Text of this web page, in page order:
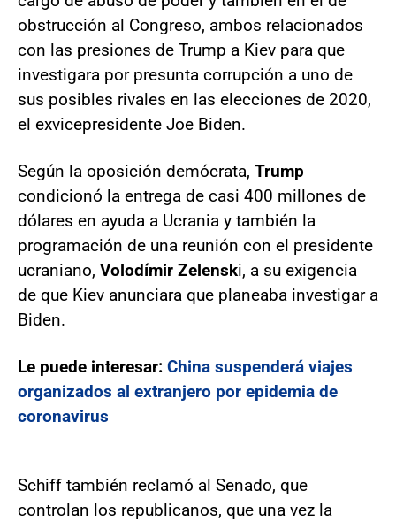
obstrucción al Congreso, ambos relacionados
con las presiones de Trump a Kiev para que
investigara por presunta corrupción a uno de
sus posibles rivales en las elecciones de 2020,
el exvicepresidente Joe Biden.
Según la oposición demócrata, Trump
condicionó la entrega de casi 400 millones de
dólares en ayuda a Ucrania y también la
programación de una reunión con el presidente
ucraniano, Volodímir Zelenski, a su exigencia
de que Kiev anunciara que planeaba investigar a
Biden.
Le puede interesar: China suspenderá viajes
organizados al extranjero por epidemia de
coronavirus
Schiff también reclamó al Senado, que
controlan los republicanos, que una vez la